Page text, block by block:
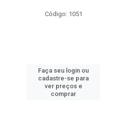
Código: 1051
Faça seu login ou
cadastre-se para
ver preços e
comprar